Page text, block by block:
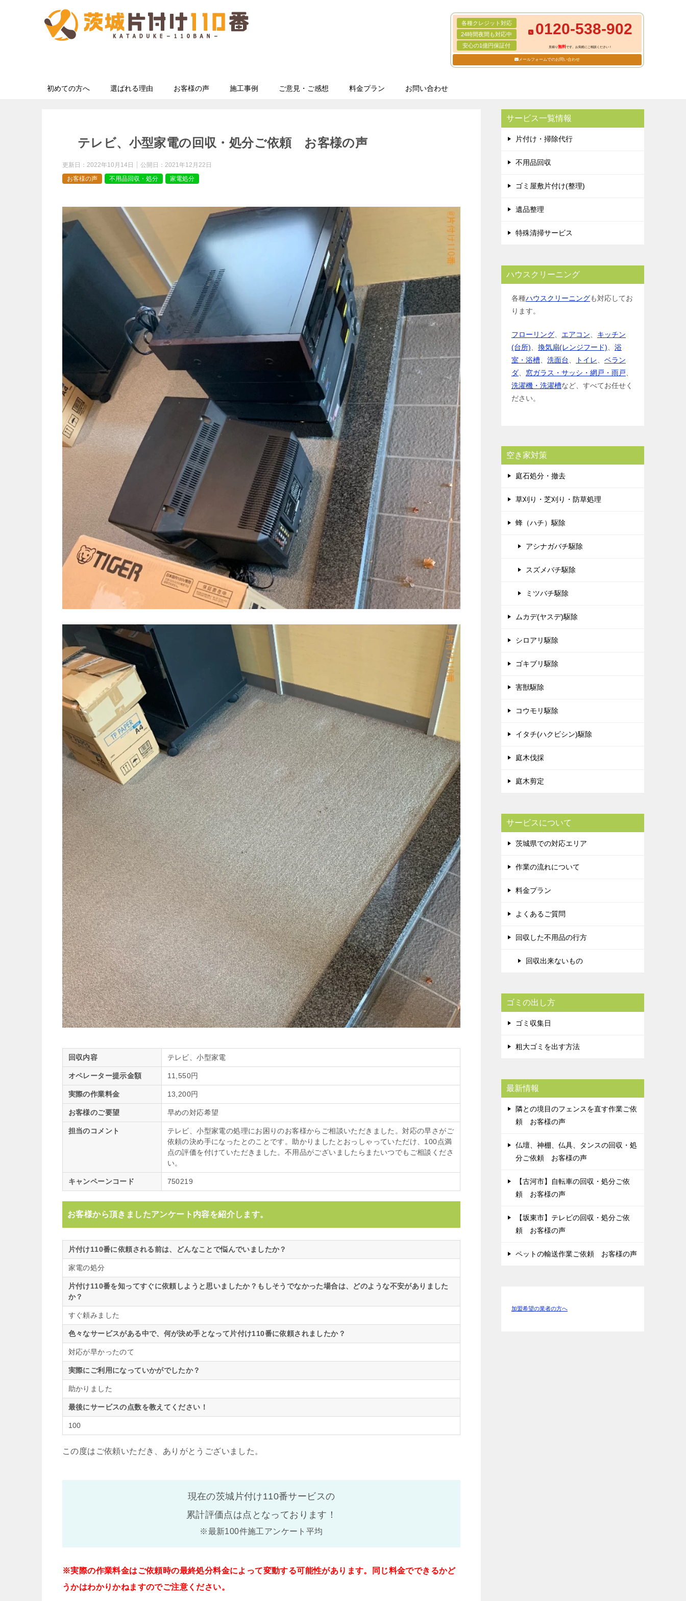
各種クレジット対応
24時間夜間も対応中
安心の1億円保証付
0120-538-902
見積り無料です。お気軽にご相談ください！
メールフォームでのお問い合わせ
初めての方へ 選ばれる理由 お客様の声 施工事例 ご意見・ご感想 料金プラン お問い合わせ
テレビ、小型家電の回収・処分ご依頼 お客様の声
更新日： 2022年10月14日 公開日： 2021年12月22日
お客様の声
不用品回収・処分 家電処分
回収内容 テレビ、小型家電
オペレーター提示金額 11,550円
実際の作業料金 13,200円
お客様のご要望 早めの対応希望
担当のコメント
テレビ、小型家電の処理にお困りのお客様からご相談いただきました。対応の早さがご
依頼の決め手になったとのことです。助かりましたとおっしゃっていただけ、100点満
点の評価を付けていただきました。不用品がございましたらまたいつでもご相談くださ
い。
キャンペーンコード 750219
お客様から頂きましたアンケート内容を紹介します。
片付け110番に依頼される前は、どんなことで悩んでいましたか？
家電の処分
片付け110番を知ってすぐに依頼しようと思いましたか？もしそうでなかった場合は、どのような不安がありました
か？
すぐ頼みました
色々なサービスがある中で、何が決め手となって片付け110番に依頼されましたか？
対応が早かったのて
実際にご利用になっていかがでしたか？
助かりました
最後にサービスの点数を教えてください！
100
この度はご依頼いただき、ありがとうございました。
現在の茨城片付け110番サービスの
累計評価点は点となっております！
※最新100件施工アンケート平均
※実際の作業料金はご依頼時の最終処分料金によって変動する可能性があります。同じ料金でできるかど
うかはわかりかねますのでご注意ください。
サービス一覧情報
片付け・掃除代行
不用品回収
ゴミ屋敷片付け(整理)
遺品整理
特殊清掃サービス
ハウスクリーニング
各種ハウスクリーニングも対応してお
ります。
フローリング エアコン
キッチン
(台所)
換気扇(レンジフード)
浴
室・浴槽
洗面台 トイレ
ベラン
ダ
窓ガラス・サッシ・網戸・雨戸
洗濯機・洗濯槽など、すべてお任せく
ださい。
空き家対策
庭石処分・撤去
草刈り・芝刈り・防草処理
蜂（ハチ）駆除
アシナガバチ駆除
スズメバチ駆除
ミツバチ駆除
ムカデ(ヤスデ)駆除
シロアリ駆除
ゴキブリ駆除
害獣駆除
コウモリ駆除
イタチ(ハクビシン)駆除
庭木伐採
庭木剪定
サービスについて
茨城県での対応エリア
作業の流れについて
料金プラン
よくあるご質問
回収した不用品の行方
回収出来ないもの
ゴミの出し方
ゴミ収集日
粗大ゴミを出す方法
最新情報
隣との境目のフェンスを直す作業ご依
頼 お客様の声
仏壇、神棚、仏具、タンスの回収・処
分ご依頼 お客様の声
【古河市】自転車の回収・処分ご依
頼 お客様の声
【坂東市】テレビの回収・処分ご依
頼 お客様の声
ペットの輸送作業ご依頼 お客様の声
加盟希望の業者の方へ